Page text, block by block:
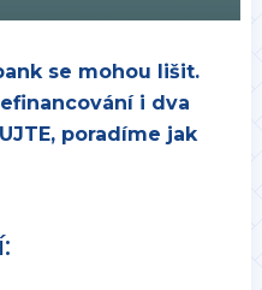
se mohou lišit.
i dva
poradíme jak